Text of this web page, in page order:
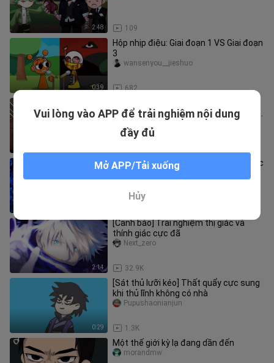
2:48 109
0:39
Hộp nhịp điệu: Giai đoạn 1 VS Giai đoạn
3
682
wansenyou__jieshuo
yêu cầu ông phải chịu trách nhiệm về
[Crayon Shin-chan] Đi siêu thị mua đặc
sản món lươn cuộn sô cô la matcha.
2:14
[Cảnh báo] Trải nghiệm thị giác và
thính giác cực đã
32.9K
Next_zero
0:29
[Sát thủ lưỡi kéo] Thất quẩy cực sung
khi thủ lĩnh không có nhà
1.3K
Pupushaonianjun
Một thế giới kỳ lạ đang dần đến
morandmw
Vui lòng vào APP để trải nghiệm nội dung
đầy đủ
Mở APP/Tải xuống
Hủy